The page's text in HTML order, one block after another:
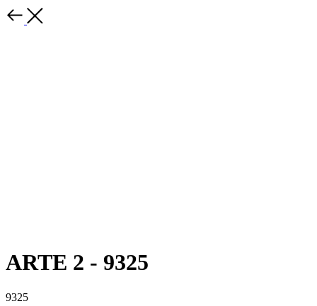
ARTE 2 - 9325
9325